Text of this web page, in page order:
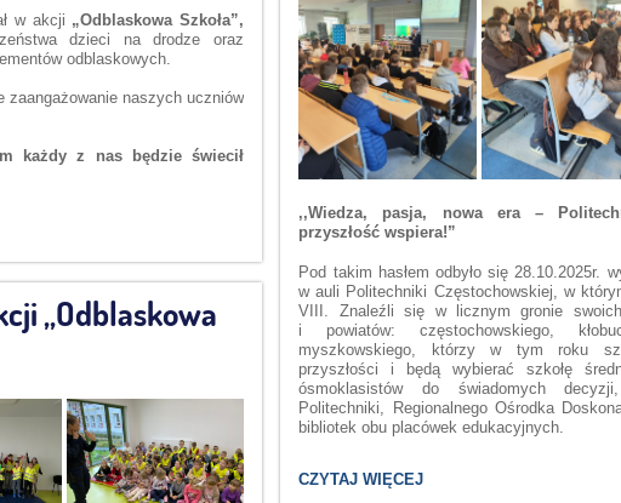
w akcji „Odblaskowa Szkoła”,
dzieci na drodze oraz
odblaskowych.
naszych uczniów
każdy z nas będzie świecił
,,Wiedza, pasja, nowa era –
przyszłość wspiera!”
Pod takim hasłem odbyło się 28.10.2025r.
w auli Politechniki Częstochowskiej, w
VIII. Znaleźli się w licznym gronie
i powiatów: częstochowskiego,
myszkowskiego, którzy w tym roku
przyszłości i będą wybierać szkołę
ósmoklasistów do świadomych
Politechniki, Regionalnego Ośrodka
bibliotek obu placówek edukacyjnych.
SPOTKANIE
CZYTAJ WIĘCEJ
„Odblaskowa